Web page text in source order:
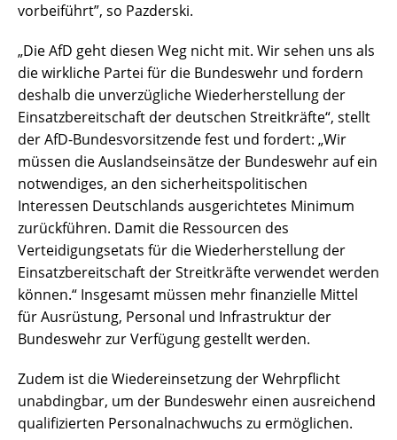
vorbeiführt”, so Pazderski.
„Die AfD geht diesen Weg nicht mit. Wir sehen uns als
die wirkliche Partei für die Bundeswehr und fordern
deshalb die unverzügliche Wiederherstellung der
Einsatzbereitschaft der deutschen Streitkräfte“, stellt
der AfD-Bundesvorsitzende fest und fordert: „Wir
müssen die Auslandseinsätze der Bundeswehr auf ein
notwendiges, an den sicherheitspolitischen
Interessen Deutschlands ausgerichtetes Minimum
zurückführen. Damit die Ressourcen des
Verteidigungsetats für die Wiederherstellung der
Einsatzbereitschaft der Streitkräfte verwendet werden
können.“ Insgesamt müssen mehr finanzielle Mittel
für Ausrüstung, Personal und Infrastruktur der
Bundeswehr zur Verfügung gestellt werden.
Zudem ist die Wiedereinsetzung der Wehrpflicht
unabdingbar, um der Bundeswehr einen ausreichend
qualifizierten Personalnachwuchs zu ermöglichen.